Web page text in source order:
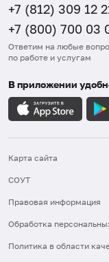
+7 (812) 309 12
+7 (800) 700 03
Ответим на любые
по работе и услугам
В приложении
Карта сайта
СОУТ
Правовая информация
Обработка
Политика в области